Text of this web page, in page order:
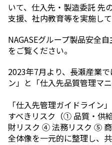
いて、仕入先・製造委託 先
支援、社内教育等を実施して
NAGASEグループ製品安全
をご覧ください。
2023年7月より、長瀬産業
ン」と「仕入先品質管理マ
「仕入先管理ガイドライン
すべきリスク（① 品質・供
財リスク ④ 法務リスク ⑤
全体像を一元的に整理し、